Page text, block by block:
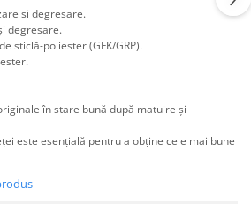
si degresare.
degresare.
sticlă-poliester (GFK/GRP).
în stare bună după matuire și
este esențială pentru a obține cele mai bune